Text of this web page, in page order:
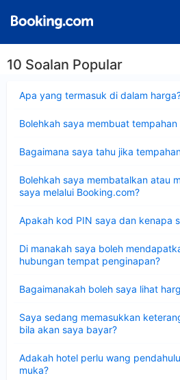
10 Soalan Popular
Apa yang termasuk di dalam
Bolehkah saya membuat
Bagaimana saya tahu jika
Bolehkah saya membatalkan atau
saya melalui Booking.com?
Apakah kod PIN saya dan kenapa
Di manakah saya boleh
hubungan tempat penginapan?
Bagaimanakah boleh saya lihat
Saya sedang memasukkan
bila akan saya bayar?
Adakah hotel perlu wang
muka?